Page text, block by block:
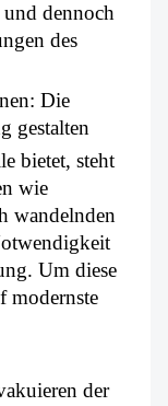
dennoch
des
Die
gestalten
bietet, steht
wie
wandelnden
Um diese
modernste
der